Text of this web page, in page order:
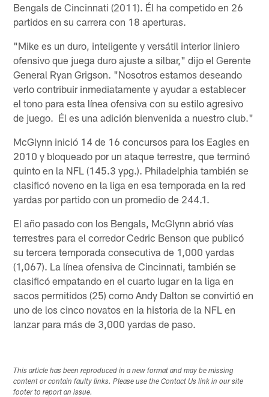
Bengals de Cincinnati (2011). Él ha competido en 26
partidos en su carrera con 18 aperturas.
"Mike es un duro, inteligente y versátil interior liniero
ofensivo que juega duro ajuste a silbar," dijo el Gerente
General Ryan Grigson. "Nosotros estamos deseando
verlo contribuir inmediatamente y ayudar a establecer
el tono para esta línea ofensiva con su estilo agresivo
de juego. Él es una adición bienvenida a nuestro club."
McGlynn inició 14 de 16 concursos para los Eagles en
2010 y bloqueado por un ataque terrestre, que terminó
quinto en la NFL (145.3 ypg.). Philadelphia también se
clasificó noveno en la liga en esa temporada en la red
yardas por partido con un promedio de 244.1.
El año pasado con los Bengals, McGlynn abrió vías
terrestres para el corredor Cedric Benson que publicó
su tercera temporada consecutiva de 1,000 yardas
(1,067). La línea ofensiva de Cincinnati, también se
clasificó empatando en el cuarto lugar en la liga en
sacos permitidos (25) como Andy Dalton se convirtió en
uno de los cinco novatos en la historia de la NFL en
lanzar para más de 3,000 yardas de paso.
This article has been reproduced in a new format and may be missing
content or contain faulty links. Please use the Contact Us link in our site
footer to report an issue.